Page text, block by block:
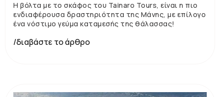
Η βόλτα με το σκάφος του Tainaro Tours, είναι η πιο
ενδιαφέρουσα δραστηριότητα της Μάνης, με επίλογο
ένα νόστιμο γεύμα καταμεσής της θάλασσας!
/διαβάστε το άρθρο